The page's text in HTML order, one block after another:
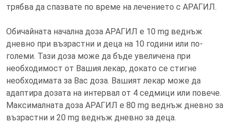
трябва да спазвате по време на лечението с АРАГИЛ.
Обичайната начална доза АРАГИЛ е 10 mg веднъж
дневно при възрастни и деца на 10 години или по-
големи. Тази доза може да бъде увеличена при
необходимост от Вашия лекар, докато се стигне
необходимата за Вас доза. Вашият лекар може да
адаптира дозата на интервал от 4 седмици или повече.
Максималната доза АРАГИЛ е 80 mg веднъж дневно за
възрастни и 20 mg веднъж дневно за деца.